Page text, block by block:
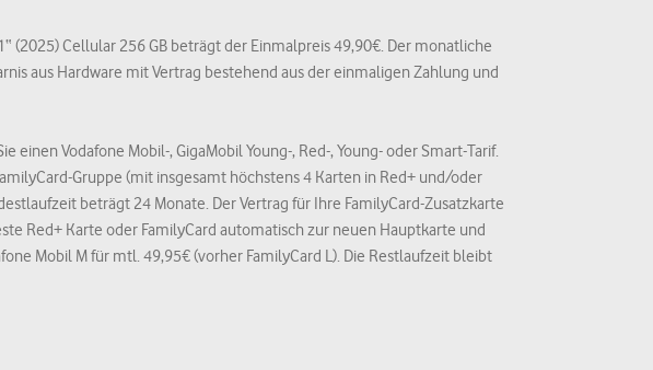
(2025) Cellular 256 GB beträgt der Einmalpreis 49,90€. Der monatliche
aus Hardware mit Vertrag bestehend aus der einmaligen Zahlung und
Vodafone Mobil-, GigaMobil Young-, Red-, Young- oder Smart-Tarif.
Gruppe (mit insgesamt höchstens 4 Karten in Red+ und/oder
beträgt 24 Monate. Der Vertrag für Ihre FamilyCard-Zusatzkarte
Red+ Karte oder FamilyCard automatisch zur neuen Hauptkarte und
Mobil M für mtl. 49,95€ (vorher FamilyCard L). Die Restlaufzeit bleibt